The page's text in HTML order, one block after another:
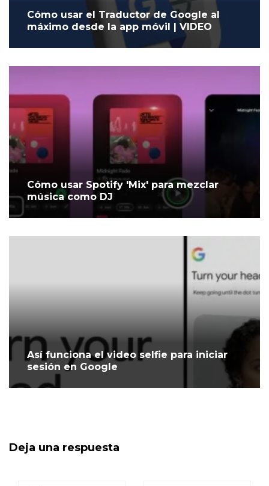
Cómo usar el Traductor de Google al
máximo desde la app móvil | VIDEO
Cómo usar Spotify 'Mix' para mezclar
música como DJ
Así funciona el video selfie para iniciar
sesión en Google
Deja una respuesta